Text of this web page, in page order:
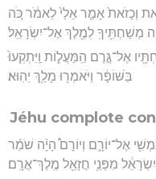
וְכָזֹאת֙ אָמַ֤ר אֵלַי֙ לֵאמֹ֔ר כֹּ֚ה
מְשַׁחְתִּ֥יךָֽ לְמֶ֖לֶךְ אֶל־יִשְׂרָאֵֽל׃
אֶל־גֶּ֣רֶם הַֽמַּעֲל֑וֹת וַֽיִּתְקְעוּ֙
בַּשּׁוֹפָ֔ר וַיֹּאמְר֖וּ מָלַ֥ךְ יֵהֽוּא׃
Jéhu complote
אֶל־יוֹרָ֑ם וְיוֹרָם֩ הָיָ֨ה שֹׁמֵ֜ר
מִפְּנֵ֥י חֲזָאֵ֖ל מֶֽלֶךְ־אֲרָֽם׃